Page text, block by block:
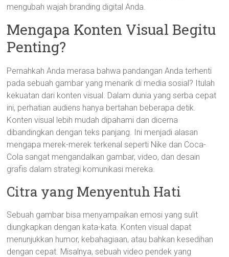
mengubah wajah branding digital Anda.
Mengapa Konten Visual Begitu
Penting?
Pernahkah Anda merasa bahwa pandangan Anda terhenti
pada sebuah gambar yang menarik di media sosial? Itulah
kekuatan dari konten visual. Dalam dunia yang serba cepat
ini, perhatian audiens hanya bertahan beberapa detik.
Konten visual lebih mudah dipahami dan dicerna
dibandingkan dengan teks panjang. Ini menjadi alasan
mengapa merek-merek terkenal seperti Nike dan Coca-
Cola sangat mengandalkan gambar, video, dan desain
grafis dalam strategi komunikasi mereka.
Citra yang Menyentuh Hati
Sebuah gambar bisa menyampaikan emosi yang sulit
diungkapkan dengan kata-kata. Konten visual dapat
menunjukkan humor, kebahagiaan, atau bahkan kesedihan
dengan cepat. Misalnya, sebuah video pendek yang